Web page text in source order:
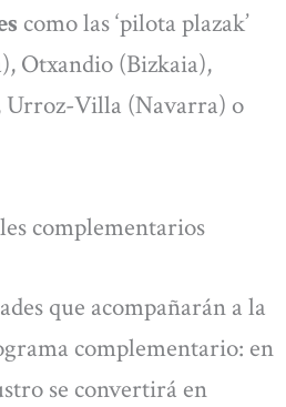
como las ‘pilota plazak’
Otxandio (Bizkaia),
Urroz-Villa (Navarra) o
complementarios
que acompañarán a la
complementario: en
se convertirá en